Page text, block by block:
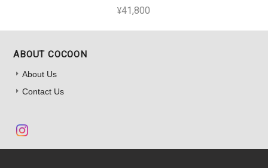
¥41,800
ABOUT COCOON
About Us
Contact Us